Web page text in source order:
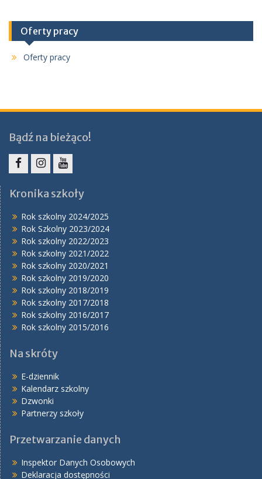
Oferty pracy
Oferty pracy
Bądź na bieżąco!
Kronika szkoły
Rok szkolny 2024/2025
Rok Szkolny 2023/2024
Rok szkolny 2022/2023
Rok szkolny 2021/2022
Rok szkolny 2020/2021
Rok szkolny 2019/2020
Rok szkolny 2018/2019
Rok szkolny 2017/2018
Rok szkolny 2016/2017
Rok szkolny 2015/2016
Na skróty
E-dziennik
Kalendarz szkolny
Dzwonki
Partnerzy szkoły
Przetwarzanie danych
Inspektor Danych Osobowych
Deklaracja dostępności